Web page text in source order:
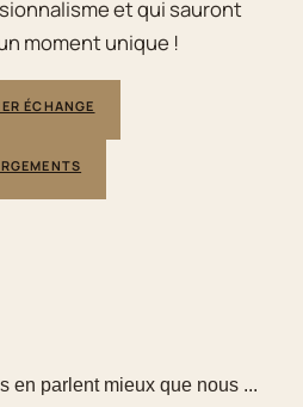
et qui sauront
moment unique !
ÉCHANGE
en parlent mieux que nous ...